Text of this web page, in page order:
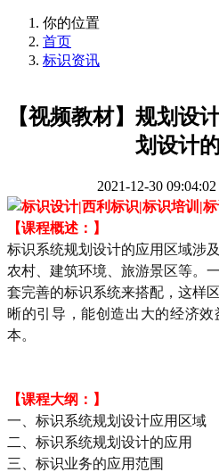
你的位置
首页
标识资讯
【视频教材】规划设
划设计
2021-12-30 09:04:02
【课程概述：】
标识系统规划设计的应用区域涉
农村、建筑环境、旅游景区等。
套完善的标识系统来搭配，这样
晰的引导，能创造出大的经济
本。
【课程大纲：】
一、标识系统规划设计应用区域
二、标识系统规划设计的应用
三、标识业务的应用范围